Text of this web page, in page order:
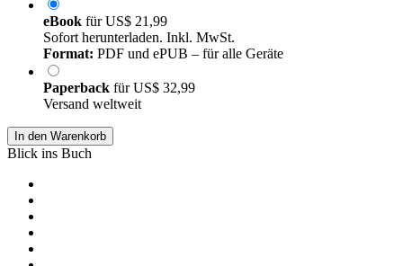
eBook fürUS$ 21,99
Sofort herunterladen. Inkl. MwSt.
Format: PDF und ePUB – für alle Geräte
Paperback fürUS$ 32,99
Versand weltweit
In den Warenkorb
Blick ins Buch